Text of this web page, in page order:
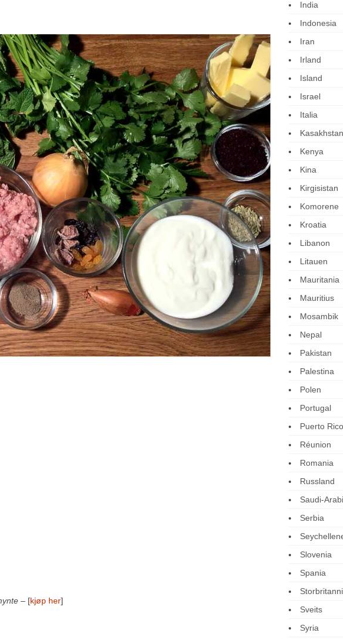
– [kjøp her]
India
Indonesia
Iran
Irland
Island
Israel
Italia
Kasakhstan
Kenya
Kina
Kirgisistan
Komorene
Kroatia
Libanon
Litauen
Mauritania
Mauritius
Mosambik
Nepal
Pakistan
Palestina
Polen
Portugal
Puerto Rico
Réunion
Romania
Russland
Saudi-
Serbia
Slovenia
Spania
Sveits
Syria